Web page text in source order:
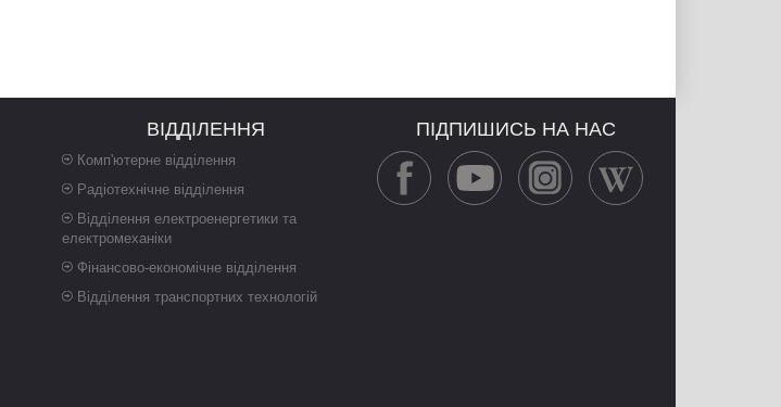
ВІДДІЛЕННЯ
Комп'ютерне відділення
Радіотехнічне відділення
Відділення електроенергетики та
електромеханіки
Фінансово-економічне відділення
Відділення транспортних технологій
ПІДПИШИСЬ НА НАС